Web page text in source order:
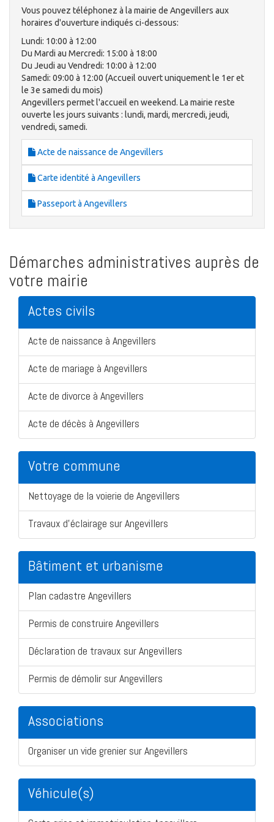
Vous pouvez téléphonez à la mairie de Angevillers aux
horaires d'ouverture indiqués ci-dessous:
Lundi: 10:00 à 12:00
Du Mardi au Mercredi: 15:00 à 18:00
Du Jeudi au Vendredi: 10:00 à 12:00
Samedi: 09:00 à 12:00 (Accueil ouvert uniquement le 1er et
le 3e samedi du mois)
Angevillers permet l'accueil en weekend. La mairie reste
ouverte les jours suivants : lundi, mardi, mercredi, jeudi,
vendredi, samedi.
Acte de naissance de Angevillers
Carte identité à Angevillers
Passeport à Angevillers
Démarches administratives auprès de
votre mairie
Actes civils
Acte de naissance à Angevillers
Acte de mariage à Angevillers
Acte de divorce à Angevillers
Acte de décès à Angevillers
Votre commune
Nettoyage de la voierie de Angevillers
Travaux d'éclairage sur Angevillers
Bâtiment et urbanisme
Plan cadastre Angevillers
Permis de construire Angevillers
Déclaration de travaux sur Angevillers
Permis de démolir sur Angevillers
Associations
Organiser un vide grenier sur Angevillers
Véhicule(s)